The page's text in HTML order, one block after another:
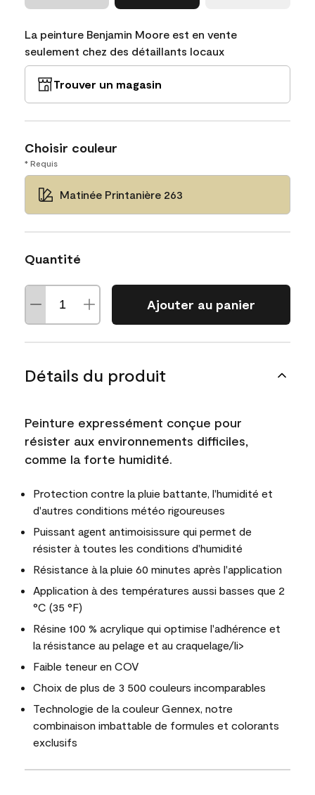
La peinture Benjamin Moore est en vente
seulement chez des détaillants locaux
Trouver un magasin
Choisir couleur
* Requis
Matinée Printanière 263
Quantité
Ajouter au panier
Détails du produit
Peinture expressément conçue pour
résister aux environnements difficiles,
comme la forte humidité.
Protection contre la pluie battante, l'humidité et
d'autres conditions météo rigoureuses
Puissant agent antimoisissure qui permet de
résister à toutes les conditions d'humidité
Résistance à la pluie 60 minutes après l'application
Application à des températures aussi basses que 2
°C (35 °F)
Résine 100 % acrylique qui optimise l'adhérence et
la résistance au pelage et au craquelage/li>
Faible teneur en COV
Choix de plus de 3 500 couleurs incomparables
Technologie de la couleur Gennex, notre
combinaison imbattable de formules et colorants
exclusifs